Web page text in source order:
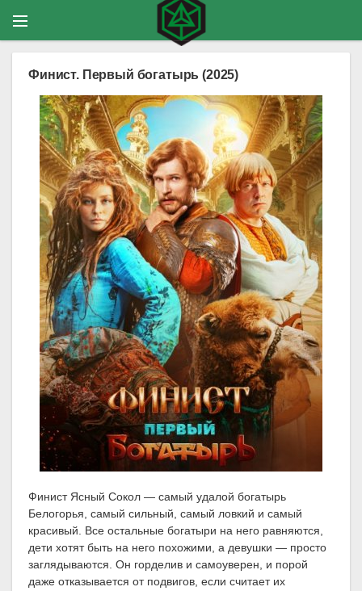
Финист. Первый богатырь (2025)
Финист Ясный Сокол — самый удалой богатырь
Белогорья, самый сильный, самый ловкий и самый
красивый. Все остальные богатыри на него равняются,
дети хотят быть на него похожими, а девушки — просто
заглядываются. Он горделив и самоуверен, и порой
даже отказывается от подвигов, если считает их